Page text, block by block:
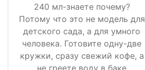
240 мл-знаете почему?
Потому что это не модель для
детского сада, а для умного
человека. Готовите одну-две
кружки, сразу свежий кофе, а
не греете воду в баке